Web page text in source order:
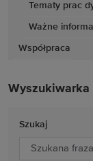
Tematy prac
Ważne
Współpraca
Wyszukiwarka
Szukaj